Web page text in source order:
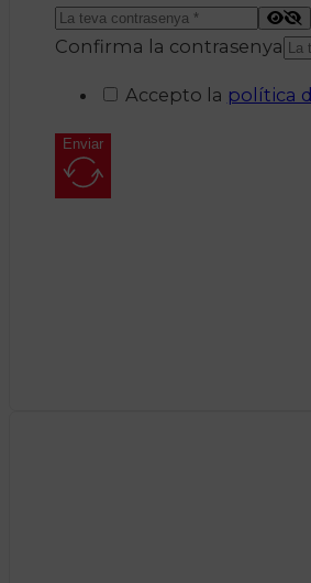
Confirma la contrasenya
Accepto la política
Enviar